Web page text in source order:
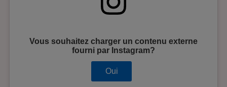
Vous souhaitez charger un contenu externe
fourni par Instagram?
Oui